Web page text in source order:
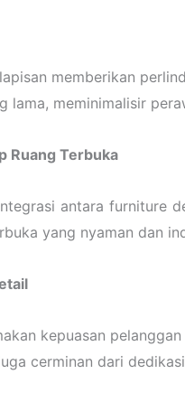
memberikan
lama, meminimalisir
Ruang Terbuka
antara furniture
yang nyaman dan
kepuasan
cerminan dari